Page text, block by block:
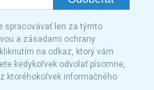
spracovávať len za týmto
a zásadami ochrany
na odkaz, ktorý vám
kedykoľvek odvolať písomne,
ktoréhokoľvek informačného